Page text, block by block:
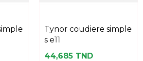
tynor coudiere simple
s e11
44,685 TND